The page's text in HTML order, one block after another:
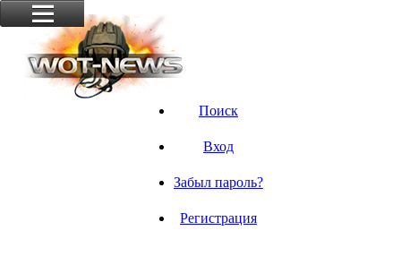
Поиск
Вход
Забыл пароль?
Регистрация